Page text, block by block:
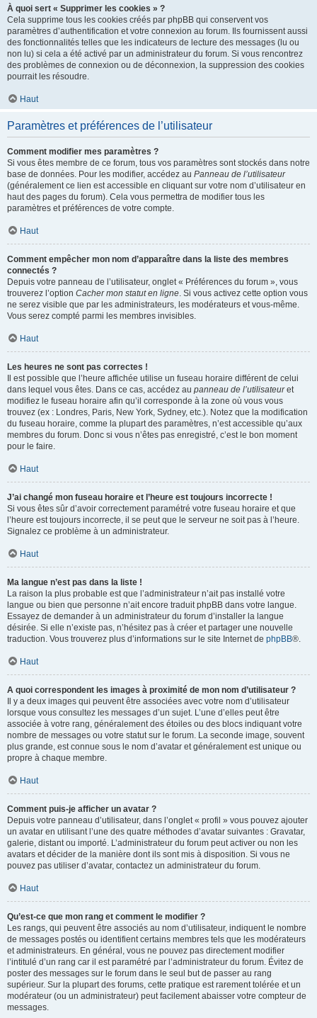
À quoi sert « Supprimer les cookies » ?
Cela supprime tous les cookies créés par phpBB qui conservent vos
paramètres d’authentification et votre connexion au forum. Ils fournissent aussi
des fonctionnalités telles que les indicateurs de lecture des messages (lu ou
non lu) si cela a été activé par un administrateur du forum. Si vous rencontrez
des problèmes de connexion ou de déconnexion, la suppression des cookies
pourrait les résoudre.
Haut
Paramètres et préférences de l’utilisateur
Comment modifier mes paramètres ?
Si vous êtes membre de ce forum, tous vos paramètres sont stockés dans notre
base de données. Pour les modifier, accédez au Panneau de l’utilisateur
(généralement ce lien est accessible en cliquant sur votre nom d’utilisateur en
haut des pages du forum). Cela vous permettra de modifier tous les
paramètres et préférences de votre compte.
Haut
Comment empêcher mon nom d’apparaître dans la liste des membres
connectés ?
Depuis votre panneau de l’utilisateur, onglet « Préférences du forum », vous
trouverez l’option Cacher mon statut en ligne. Si vous activez cette option vous
ne serez visible que par les administrateurs, les modérateurs et vous-même.
Vous serez compté parmi les membres invisibles.
Haut
Les heures ne sont pas correctes !
Il est possible que l’heure affichée utilise un fuseau horaire différent de celui
dans lequel vous êtes. Dans ce cas, accédez au panneau de l’utilisateuret
modifiez le fuseau horaire afin qu’il corresponde à la zone où vous vous
trouvez (ex : Londres, Paris, New York, Sydney, etc.). Notez que la modification
du fuseau horaire, comme la plupart des paramètres, n’est accessible qu’aux
membres du forum. Donc si vous n’êtes pas enregistré, c’est le bon moment
pour le faire.
Haut
J’ai changé mon fuseau horaire et l’heure est toujours incorrecte !
Si vous êtes sûr d’avoir correctement paramétré votre fuseau horaire et que
l’heure est toujours incorrecte, il se peut que le serveur ne soit pas à l’heure.
Signalez ce problème à un administrateur.
Haut
Ma langue n’est pas dans la liste !
La raison la plus probable est que l’administrateur n’ait pas installé votre
langue ou bien que personne n’ait encore traduit phpBB dans votre langue.
Essayez de demander à un administrateur du forum d’installer la langue
désirée. Si elle n’existe pas, n’hésitez pas à créer et partager une nouvelle
traduction. Vous trouverez plus d’informations sur le site Internet de phpBB®.
Haut
A quoi correspondent les images à proximité de mon nom d’utilisateur ?
Il y a deux images qui peuvent être associées avec votre nom d’utilisateur
lorsque vous consultez les messages d’un sujet. L’une d’elles peut être
associée à votre rang, généralement des étoiles ou des blocs indiquant votre
nombre de messages ou votre statut sur le forum. La seconde image, souvent
plus grande, est connue sous le nom d’avatar et généralement est unique ou
propre à chaque membre.
Haut
Comment puis-je afficher un avatar ?
Depuis votre panneau d’utilisateur, dans l’onglet « profil » vous pouvez ajouter
un avatar en utilisant l’une des quatre méthodes d’avatar suivantes : Gravatar,
galerie, distant ou importé. L’administrateur du forum peut activer ou non les
avatars et décider de la manière dont ils sont mis à disposition. Si vous ne
pouvez pas utiliser d’avatar, contactez un administrateur du forum.
Haut
Qu’est-ce que mon rang et comment le modifier ?
Les rangs, qui peuvent être associés au nom d’utilisateur, indiquent le nombre
de messages postés ou identifient certains membres tels que les modérateurs
et administrateurs. En général, vous ne pouvez pas directement modifier
l’intitulé d’un rang car il est paramétré par l’administrateur du forum. Évitez de
poster des messages sur le forum dans le seul but de passer au rang
supérieur. Sur la plupart des forums, cette pratique est rarement tolérée et un
modérateur (ou un administrateur) peut facilement abaisser votre compteur de
messages.